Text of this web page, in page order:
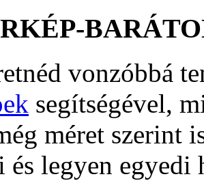
vonzóbbá
segítségével,
méret szerint
és legyen egyedi